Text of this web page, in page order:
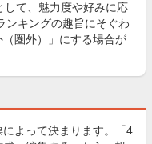
て、魅力度や好みに応
ンキングの趣旨にそぐわ
圏外）」にする場合が
よって決まります。「4